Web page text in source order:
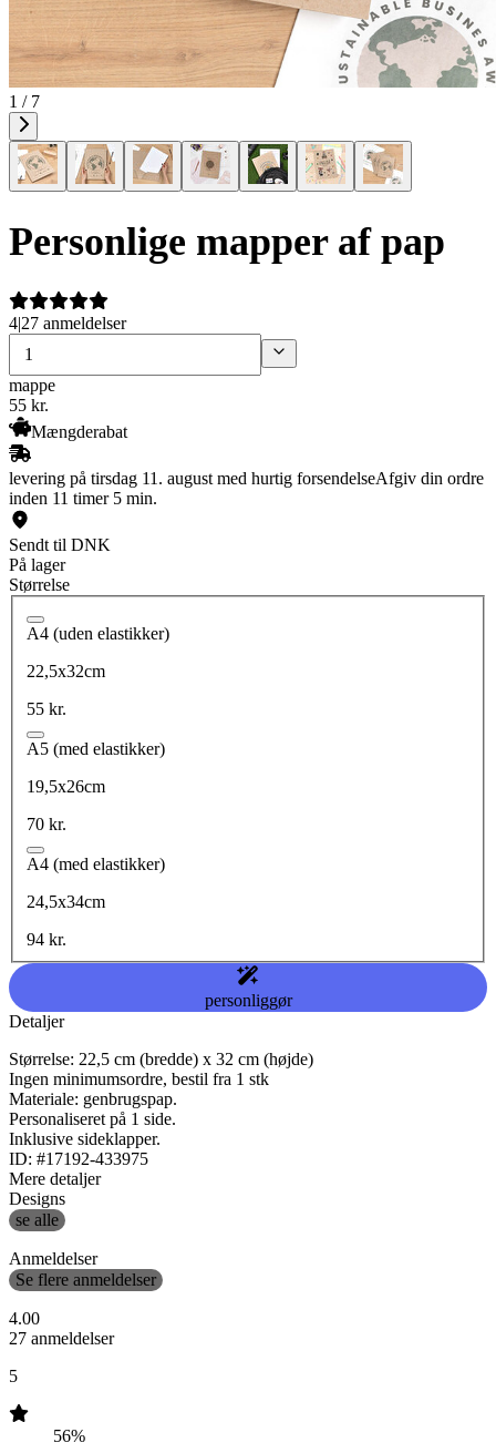
1 / 7
Personlige mapper af pap
4|27 anmeldelser
mappe
55 kr.
Mængderabat
levering på tirsdag 11. august med hurtig forsendelseAfgiv din ordre
inden 11 timer 5 min.
Sendt til DNK
På lager
Størrelse
A4 (uden elastikker)
22,5x32cm
55 kr.
A5 (med elastikker)
19,5x26cm
70 kr.
A4 (med elastikker)
24,5x34cm
94 kr.
personliggør
Detaljer
Størrelse: 22,5 cm (bredde) x 32 cm (højde)
Ingen minimumsordre, bestil fra 1 stk
Materiale: genbrugspap.
Personaliseret på 1 side.
Inklusive sideklapper.
ID: #17192-433975
Mere detaljer
Designs
se alle
Anmeldelser
Se flere anmeldelser
4.00
27 anmeldelser
5
56%